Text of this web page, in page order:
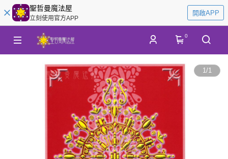
聖哲曼魔法屋
立刻使用官方APP
開啟APP
0
1/1